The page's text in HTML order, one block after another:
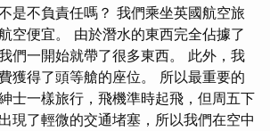
是不負責任嗎？ 我們乘坐英國航空旅
空便宜。 由於潛水的東西完全佔據了
們一開始就帶了很多東西。 此外，我
獲得了頭等艙的座位。 所以最重要的
士一樣旅行，飛機準時起飛，但周五下
現了輕微的交通堵塞，所以我們在空中